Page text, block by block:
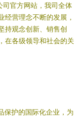
官方网站，我司全体
经营理念不断的发展，
持观念创新、销售创
在各级领导和社会的关
护的国际化企业，为